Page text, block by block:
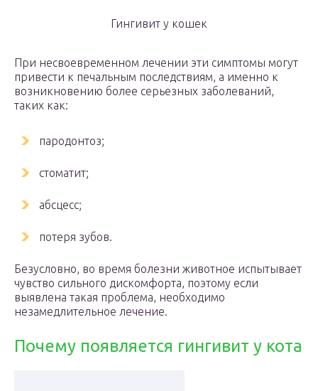
Гингивит у кошек
При несвоевременном лечении эти симптомы могут
привести к печальным последствиям, а именно к
возникновению более серьезных заболеваний,
таких как:
пародонтоз;
стоматит;
абсцесс;
потеря зубов.
Безусловно, во время болезни животное испытывает
чувство сильного дискомфорта, поэтому если
выявлена такая проблема, необходимо
незамедлительное лечение.
Почему появляется гингивит у кота